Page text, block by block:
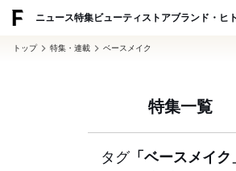
ニュース特集ビューティ ストアブランド・ヒト
トップ 特集・連載 ベースメイク
特集一覧
タグ「ベースメイク